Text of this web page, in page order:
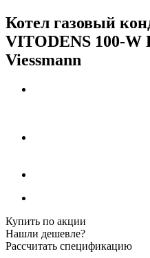
Котел газовый
VITODENS 100-W
Viessmann
Купить по акции
Нашли дешевле?
Рассчитать спецификацию